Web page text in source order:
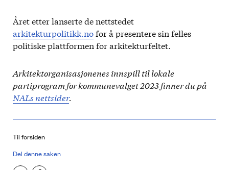
Året etter lanserte de nettstedet
arkitekturpolitikk.nofor å presentere sin felles
politiske plattformen for arkitekturfeltet.
Arkitektorganisasjonenes innspill til lokale
partiprogram for kommunevalget 2023 finner du på
NALs nettsider.
Til forsiden
Del denne saken